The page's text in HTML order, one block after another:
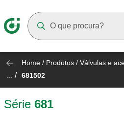
Home / Produtos / Válvulas e
... / 681502
Série 681